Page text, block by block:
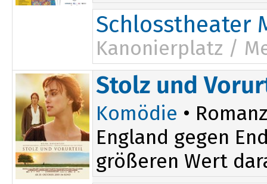
Schlosstheater
Kanonierplatz /
15:00
Stolz und
Komödie •
England gegen
größeren Wert